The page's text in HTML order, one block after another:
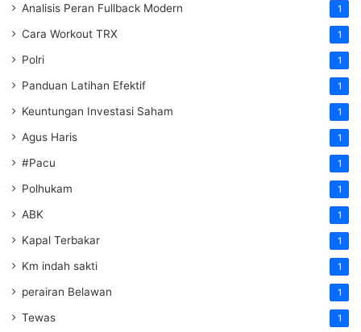
Analisis Peran Fullback Modern 1
Cara Workout TRX 1
Polri 1
Panduan Latihan Efektif 1
Keuntungan Investasi Saham 1
Agus Haris 1
#Pacu 1
Polhukam 1
ABK 1
Kapal Terbakar 1
Km indah sakti 1
perairan Belawan 1
Tewas 1